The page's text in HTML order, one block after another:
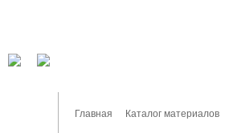
Главная Каталог материалов